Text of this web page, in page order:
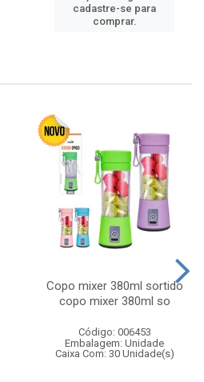
cadastre-se para
comprar.
Copo mixer 380ml sortido
copo mixer 380ml so
Código: 006453
Embalagem: Unidade
Caixa Com: 30 Unidade(s)